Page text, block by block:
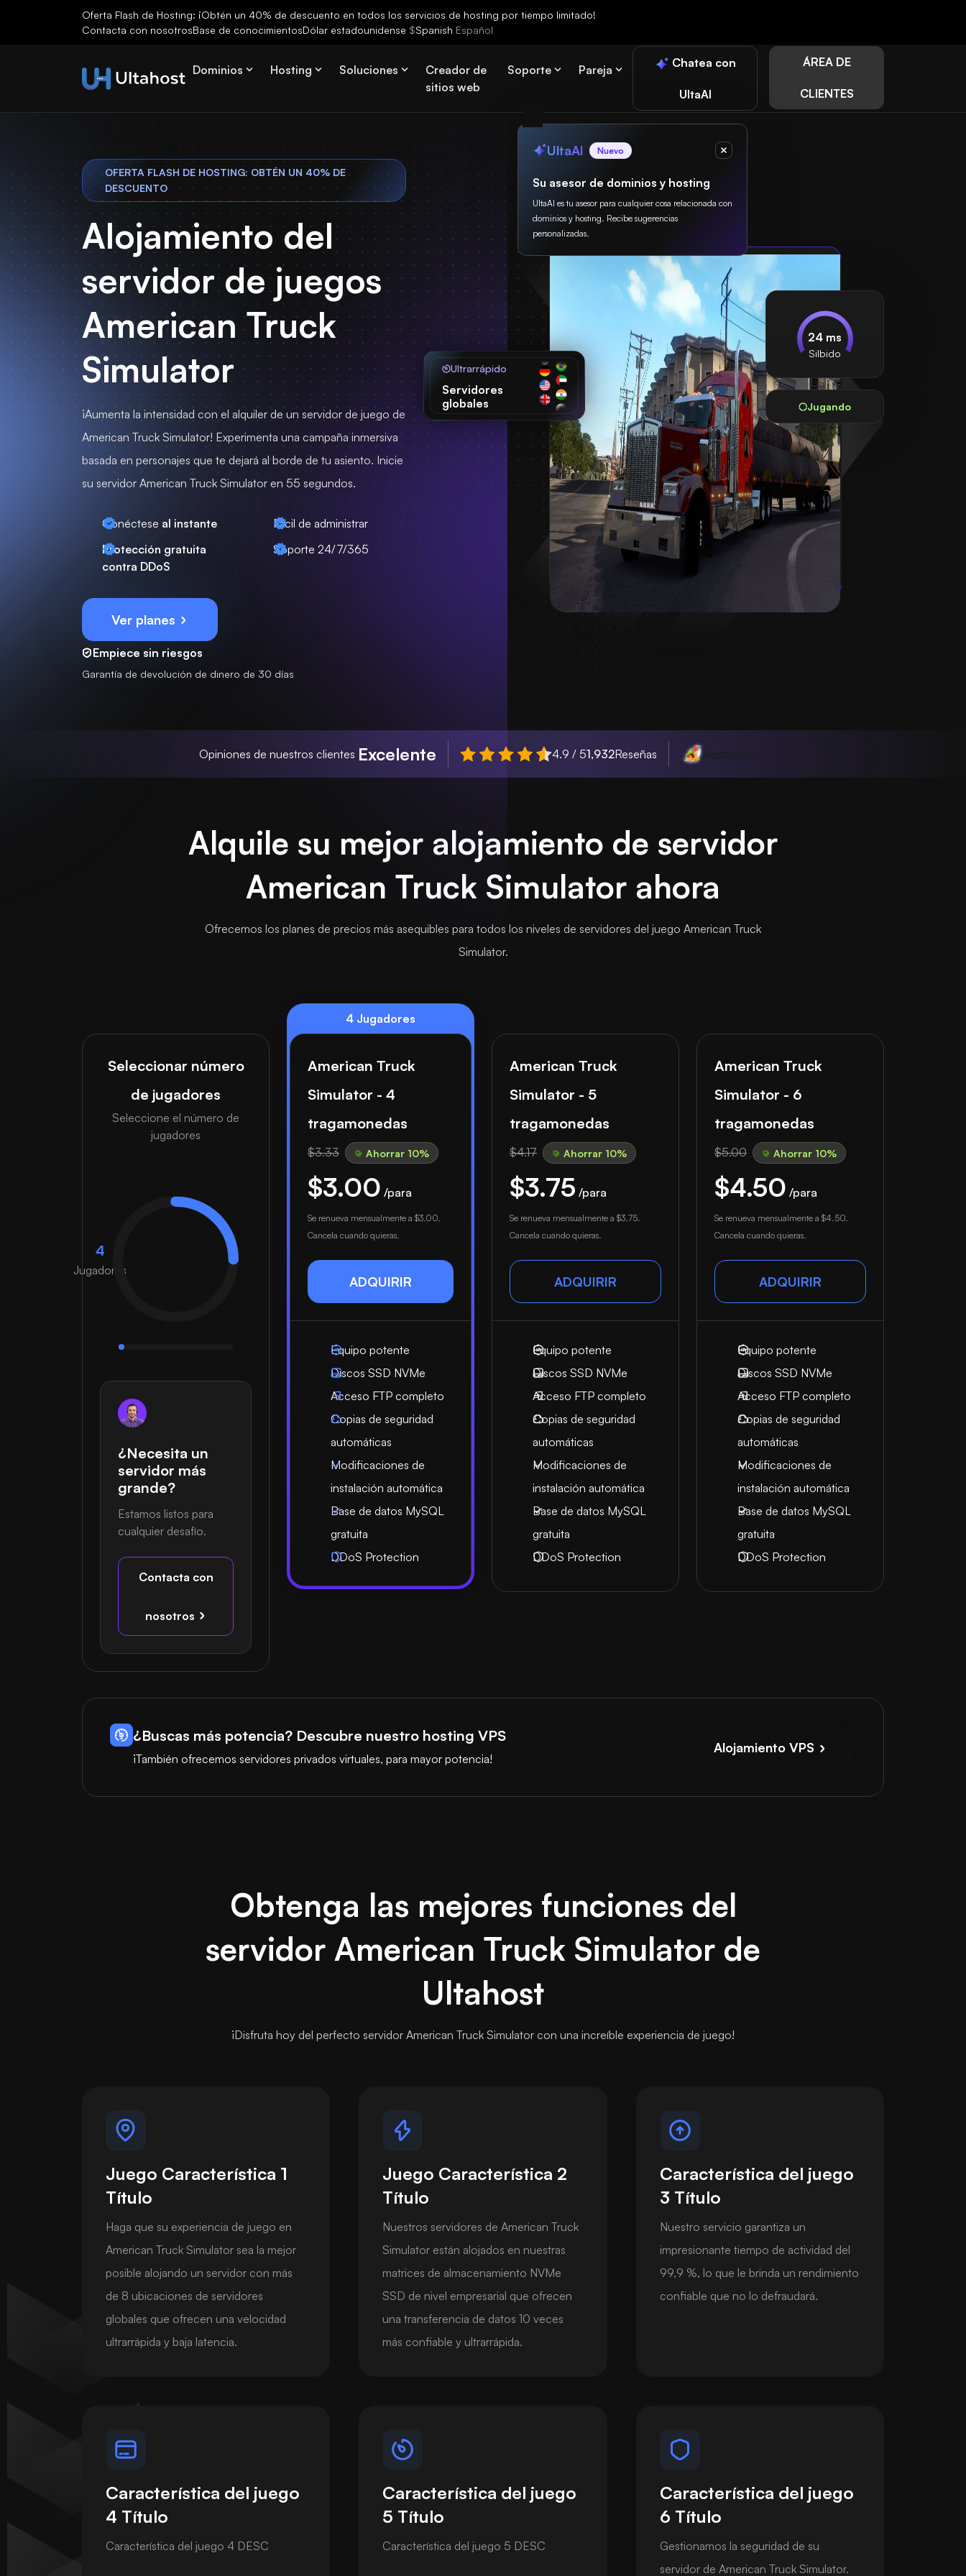
Oferta Flash de Hosting: ¡Obtén un 40% de descuento en todos los servicios de hosting por tiempo limitado!
Contacta con nosotrosBase de conocimientosDólar estadounidense $Spanish Español
Dominios Hosting Soluciones
Creador de
sitios web
Soporte Pareja Chatea con
UltaAI
UltaAI Nuevo
Su asesor de dominios y hosting
UltaAI es tu asesor para cualquier cosa relacionada con
dominios y hosting. Recibe sugerencias
personalizadas.
ÁREA DE
CLIENTES
OFERTA FLASH DE HOSTING: OBTÉN UN 40% DE
DESCUENTO
Alojamiento del
servidor de juegos
American Truck
Simulator
¡Aumenta la intensidad con el alquiler de un servidor de juego de
American Truck Simulator! Experimenta una campaña inmersiva
basada en personajes que te dejará al borde de tu asiento. Inicie
su servidor American Truck Simulator en 55 segundos.
Conéctese al instante
Fácil de administrar
Protección gratuita
contra DDoS
Soporte 24/7/365
Ver planes
Empiece sin riesgos
Garantía de devolución de dinero de 30 días
Ultrarrápido
Servidores
globales
24 ms
Silbido
Jugando
Opiniones de nuestros clientes Excelente 4.9 / 51,932Reseñas
Alquile su mejor alojamiento de servidor
American Truck Simulator ahora
Ofrecemos los planes de precios más asequibles para todos los niveles de servidores del juego American Truck
Simulator.
Seleccionar número
de jugadores
Seleccione el número de
jugadores
4
Jugadores
¿Necesita un
servidor más
grande?
Estamos listos para
cualquier desafío.
Contacta con
nosotros
4 Jugadores
American Truck
Simulator - 4
tragamonedas
$3.33 Ahorrar 10%
$3.00 /para
Se renueva mensualmente a $3.00.
Cancela cuando quieras.
ADQUIRIR
Equipo potente
Discos SSD NVMe
Acceso FTP completo
Copias de seguridad
automáticas
Modificaciones de
instalación automática
Base de datos MySQL
gratuita
DDoS Protection
American Truck
Simulator - 5
tragamonedas
$4.17 Ahorrar 10%
$3.75 /para
Se renueva mensualmente a $3.75.
Cancela cuando quieras.
ADQUIRIR
Equipo potente
Discos SSD NVMe
Acceso FTP completo
Copias de seguridad
automáticas
Modificaciones de
instalación automática
Base de datos MySQL
gratuita
DDoS Protection
American Truck
Simulator - 6
tragamonedas
$5.00 Ahorrar 10%
$4.50 /para
Se renueva mensualmente a $4.50.
Cancela cuando quieras.
ADQUIRIR
Equipo potente
Discos SSD NVMe
Acceso FTP completo
Copias de seguridad
automáticas
Modificaciones de
instalación automática
Base de datos MySQL
gratuita
DDoS Protection
¿Buscas más potencia? Descubre nuestro hosting VPS
¡También ofrecemos servidores privados virtuales, para mayor potencia!
Alojamiento VPS
Obtenga las mejores funciones del
servidor American Truck Simulator de
Ultahost
¡Disfruta hoy del perfecto servidor American Truck Simulator con una increíble experiencia de juego!
Juego Característica 1
Título
Haga que su experiencia de juego en
American Truck Simulator sea la mejor
posible alojando un servidor con más
de 8 ubicaciones de servidores
globales que ofrecen una velocidad
ultrarrápida y baja latencia.
Juego Característica 2
Título
Nuestros servidores de American Truck
Simulator están alojados en nuestras
matrices de almacenamiento NVMe
SSD de nivel empresarial que ofrecen
una transferencia de datos 10 veces
más confiable y ultrarrápida.
Característica del juego
3 Título
Nuestro servicio garantiza un
impresionante tiempo de actividad del
99,9 %, lo que le brinda un rendimiento
confiable que no lo defraudará.
Característica del juego
4 Título
Característica del juego 4 DESC
Característica del juego
5 Título
Característica del juego 5 DESC
Característica del juego
6 Título
Gestionamos la seguridad de su
servidor de American Truck Simulator.